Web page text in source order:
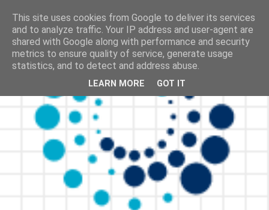
This site uses cookies from Google to deliver its services
and to analyze traffic. Your IP address and user-agent are
shared with Google along with performance and security
metrics to ensure quality of service, generate usage
statistics, and to detect and address abuse.
LEARN MORE GOT IT